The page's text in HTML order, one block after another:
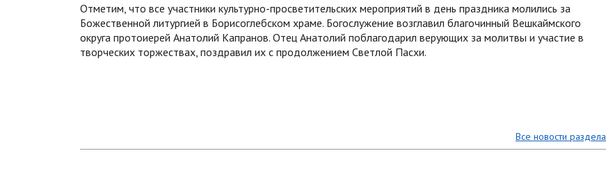
Отметим, что все участники культурно-просветительских мероприятий в день праздника молились за
Божественной литургией в Борисоглебском храме. Богослужение возглавил благочинный Вешкаймского
округа протоиерей Анатолий Капранов. Отец Анатолий поблагодарил верующих за молитвы и участие в
творческих торжествах, поздравил их с продолжением Светлой Пасхи.
Все новости раздела